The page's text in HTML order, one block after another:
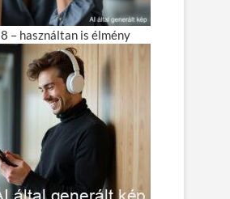
– használtan is élmény